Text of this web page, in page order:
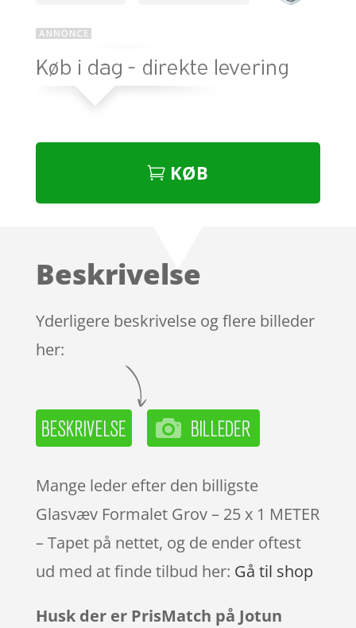
KØB
Beskrivelse
Yderligere beskrivelse og flere billeder
her:
Mange leder efter den billigste
Glasvæv Formalet Grov – 25 x 1 METER
– Tapet på nettet, og de ender oftest
ud med at finde tilbud her: Gå til shop
Husk der er PrisMatch på Jotun